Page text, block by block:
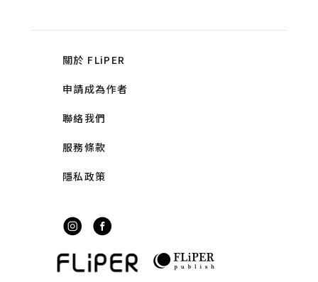
關於 FLiPER
申請成為作者
聯絡我們
服務條款
隱私政策